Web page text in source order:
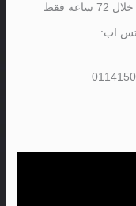
فقط
اب: